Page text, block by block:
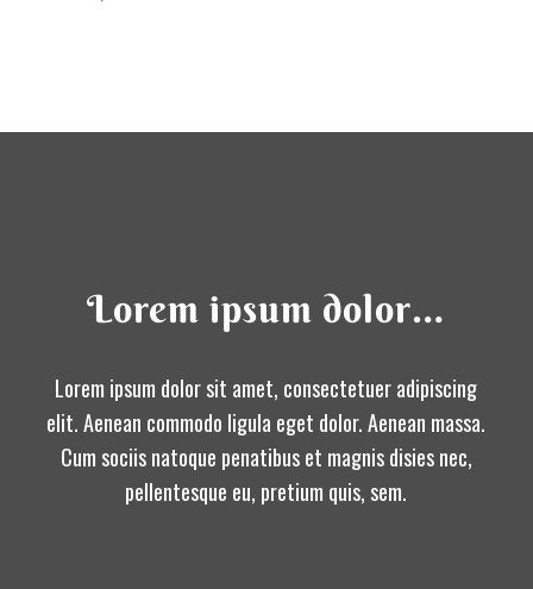
Lorem ipsum dolor…
Lorem ipsum dolor sit amet, consectetuer adipiscing
elit. Aenean commodo ligula eget dolor. Aenean massa.
Cum sociis natoque penatibus et magnis disies nec,
pellentesque eu, pretium quis, sem.